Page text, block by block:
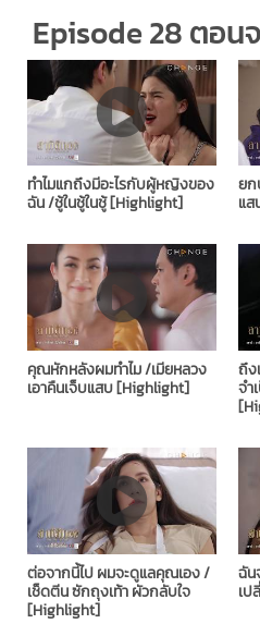
Episode 28 ตอน
ทำไมแกถึงมีอะไรกับผู้หญิงของ
ฉัน /ชู้ในชู้ในชู้ [Highlight]
ยก
แ
คุณหักหลังผมทำไม /เมียหลวง
เอาคืนเจ็บแสบ [Highlight]
ถึง
จำ
ต่อจากนี้ไป ผมจะดูแลคุณเอง /
เช็ดตีน ซักถุงเท้า ผัวกลับใจ
[Highlight]
ฉัน
เ